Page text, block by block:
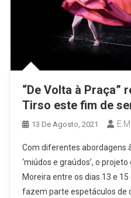
“De Volta à Praça”
Tirso este fim de
13 De Agosto, 2021 E.M.
Com diferentes abordagens
‘miúdos e graúdos’, o
Moreira entre os dias 13 e
fazem parte espetáculos de